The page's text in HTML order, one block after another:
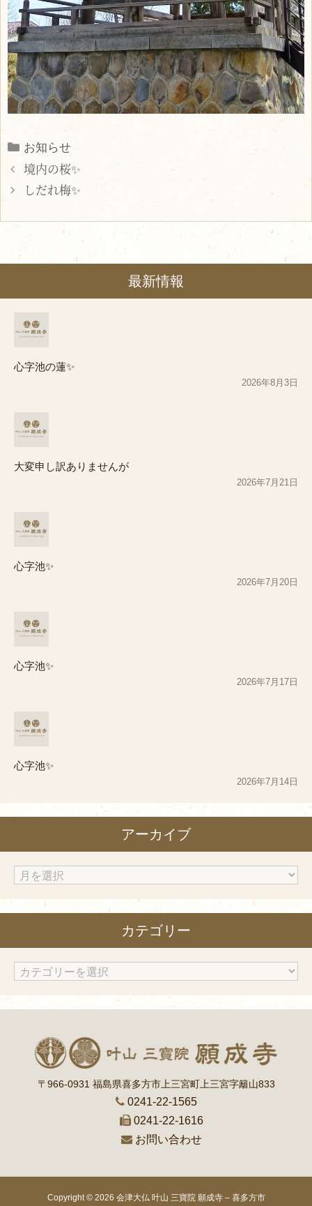
Categories
お知らせ
境内の桜✨
しだれ梅✨
最新情報
心字池の蓮✨
2026年8月3日
大変申し訳ありませんが
2026年7月21日
心字池✨
2026年7月20日
心字池✨
2026年7月17日
心字池✨
2026年7月14日
アーカイブ
ア
カ
ブ
カテゴリー
カ
ゴ
〒966-0931 福島県喜多方市上三宮町上三宮字籬山833
0241-22-1565
0241-22-1616
お問い合わせ
Copyright © 2026 会津大仏 叶山 三寶院 願成寺 – 喜多方市